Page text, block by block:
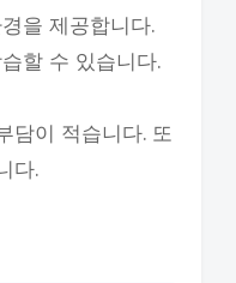
을 제공합니다.
할 수 있습니다.
담이 적습니다. 또
다.